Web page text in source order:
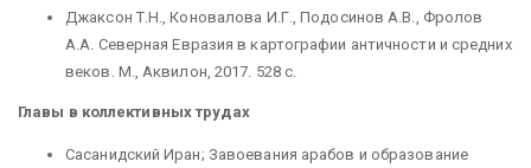
Джаксон Т.Н., Коновалова И.Г., Подосинов А.В., Фролов
А.А. Северная Евразия в картографии античности и средних
веков. М., Аквилон, 2017. 528 с.
Главы в коллективных трудах
Сасанидский Иран; Завоевания арабов и образование